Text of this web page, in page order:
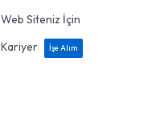
Web Siteniz İçin
Kariyer
İşe Alım